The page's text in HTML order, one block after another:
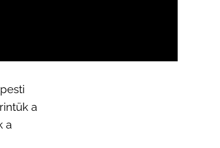
a
a